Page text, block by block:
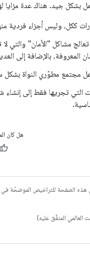
بشكل جيد. هناك عدة مزايا
ككل، وليس أجزاء فردية
المعروفة، بالإضافة إلى
مجتمع مطوّري النواة
هل كان
هذه الصفحة للتراخيص الموضحّة في